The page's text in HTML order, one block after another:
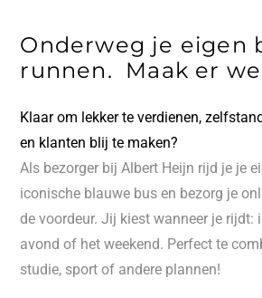
Onderweg je eigen
runnen. Maak er
Klaar om lekker te verdienen,
en klanten blij te maken?
Als bezorger bij Albert Heijn rijd je je
iconische blauwe bus en bezorg je
de voordeur. Jij kiest wanneer je rijdt:
avond of het weekend. Perfect te
studie, sport of andere plannen!